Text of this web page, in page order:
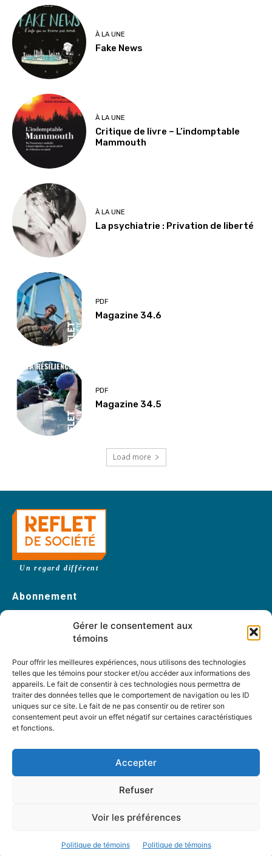
Gérer le consentement aux
témoins
Pour offrir les meilleures expériences, nous utilisons des technologies
telles que les témoins pour stocker et/ou accéder aux informations des
appareils. Le fait de consentir à ces technologies nous permettra de
traiter des données telles que le comportement de navigation ou les ID
uniques sur ce site. Le fait de ne pas consentir ou de retirer son
consentement peut avoir un effet négatif sur certaines caractéristiques
et fonctions.
Accepter
Refuser
Voir les préférences
Politique de témoins Politique de témoins
À LA UNE
Fake News
À LA UNE
Critique de livre – L’indomptable
Mammouth
À LA UNE
La psychiatrie : Privation de liberté
PDF
Magazine 34.6
PDF
Magazine 34.5
Load more
Un regard différent
Abonnement
Changement d’adresse
À propos
Accueil
Archives
PDF Magazines
À propos
Notre équipe